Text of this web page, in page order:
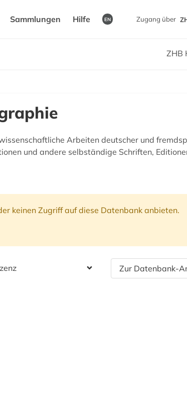
Sammlungen Hilfe EN Zugang über
ZHB
Arbeiten deutscher und
und andere selbständige Schriften,
keinen Zugriff auf diese Datenbank anbieten.
Zur Datenbank-